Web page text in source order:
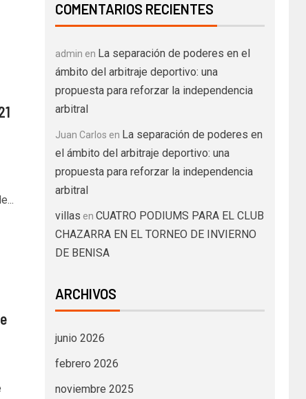
COMENTARIOS RECIENTES
admin en La separación de poderes en el
ámbito del arbitraje deportivo: una
propuesta para reforzar la independencia
arbitral
Juan Carlos en La separación de poderes en
el ámbito del arbitraje deportivo: una
propuesta para reforzar la independencia
arbitral
villas en CUATRO PODIUMS PARA EL CLUB
CHAZARRA EN EL TORNEO DE INVIERNO
DE BENISA
ARCHIVOS
junio 2026
febrero 2026
noviembre 2025